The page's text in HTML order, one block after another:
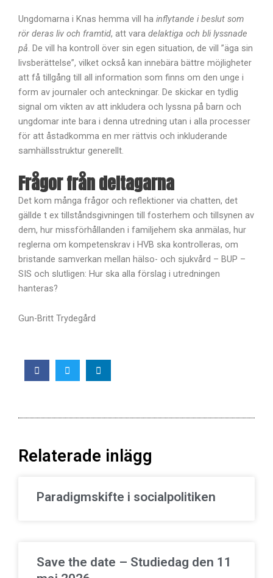
Ungdomarna i Knas hemma vill ha inflytande i beslut som
rör deras liv och framtid, att vara delaktiga och bli lyssnade
på. De vill ha kontroll över sin egen situation, de vill ”äga sin
livsberättelse”, vilket också kan innebära bättre möjligheter
att få tillgång till all information som finns om den unge i
form av journaler och anteckningar. De skickar en tydlig
signal om vikten av att inkludera och lyssna på barn och
ungdomar inte bara i denna utredning utan i alla processer
för att åstadkomma en mer rättvis och inkluderande
samhällsstruktur generellt.
Frågor från deltagarna
Det kom många frågor och reflektioner via chatten, det
gällde t ex tillståndsgivningen till fosterhem och tillsynen av
dem, hur missförhållanden i familjehem ska anmälas, hur
reglerna om kompetenskrav i HVB ska kontrolleras, om
bristande samverkan mellan hälso- och sjukvård – BUP –
SIS och slutligen: Hur ska alla förslag i utredningen
hanteras?
Gun-Britt Trydegård
Relaterade inlägg
Paradigmskifte i socialpolitiken
Save the date – Studiedag den 11